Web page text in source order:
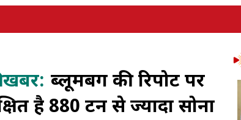
खबर: ब्लूमबर्ग की रिपोर्ट पर
है 880 टन से ज्यादा सोना